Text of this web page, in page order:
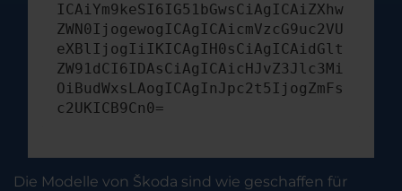
ICAiYm9keSI6IG51bGwsCiAgICAiZXhw
ZWN0IjogewogICAgICAicmVzcG9uc2VU
eXBlIjogIiIKICAgIH0sCiAgICAidGlt
ZW91dCI6IDAsCiAgICAicHJvZ3Jlc3Mi
OiBudWxsLAogICAgInJpc2t5IjogZmFs
c2UKICB9Cn0=
Die Modelle von Škoda sind wie geschaffen für